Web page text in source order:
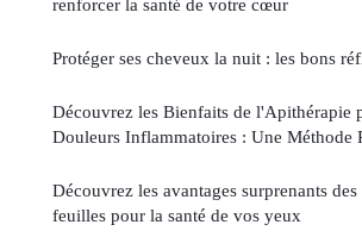
renforcer la santé de votre cœur
Protéger ses cheveux la nuit : les bons
Découvrez les Bienfaits de l'Apithérapie
Douleurs Inflammatoires : Une Méthode
Découvrez les avantages surprenants
feuilles pour la santé de vos yeux